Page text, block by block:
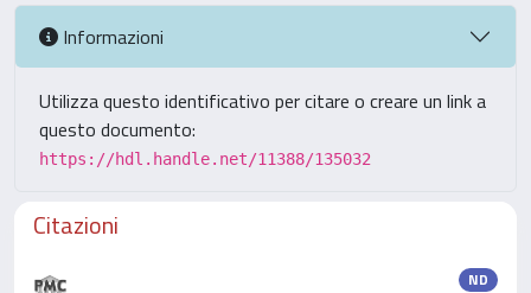
Informazioni
Utilizza questo identificativo per citare o creare un link a
questo documento:
https://hdl.handle.net/11388/135032
Citazioni
ND